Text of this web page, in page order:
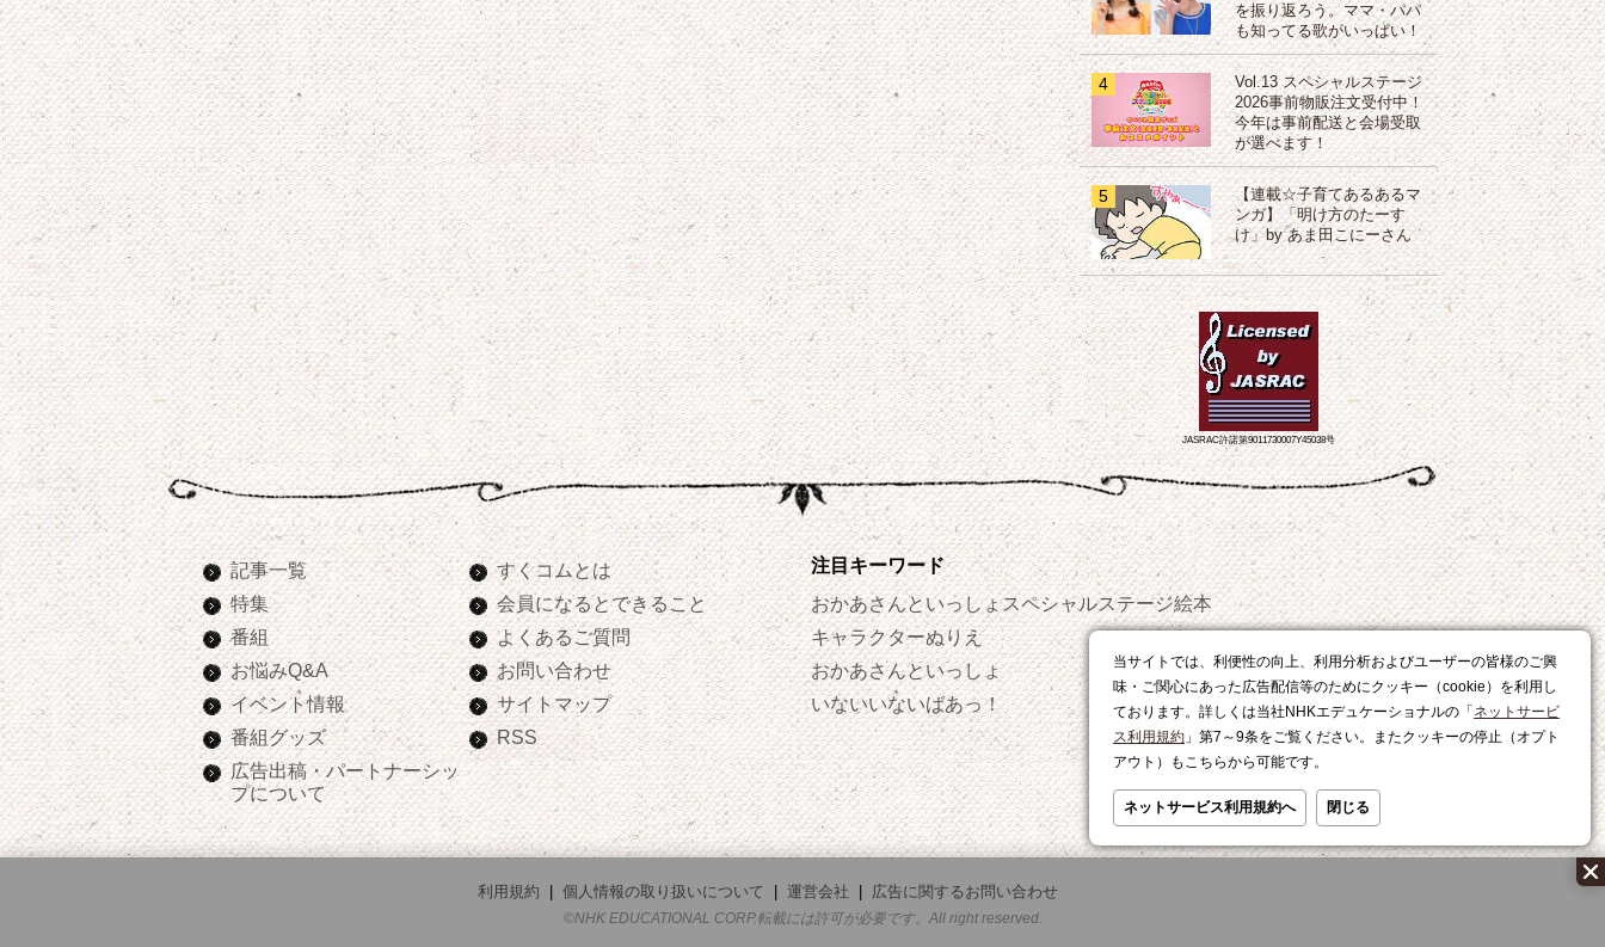
当サイトでは、利便性の向上、利用分析およびユーザーの皆様のご興
味・ご関心にあった広告配信等のためにクッキー（cookie）を利用し
ております。詳しくは当社NHKエデュケーショナルの「 ネットサービ
ス利用規約 」第7～9条をご覧ください。またクッキーの停止（オプト
アウト）もこちらから可能です。
ネットサービス利用規約へ 閉じる
を振り返ろう。ママ・パパ
も知ってる歌がいっぱい！
4
Vol.13 スペシャルステージ
2026事前物販注文受付中！
今年は事前配送と会場受取
が選べます！
5
【連載☆子育てあるあるマ
ンガ】「明け方のたーす
け」by あま田こにーさん
JASRAC許諾第9011730007Y45038号
記事一覧
特集
番組
お悩みQ&A
イベント情報
番組グッズ
広告出稿・パートナーシッ
プについて
すくコムとは
会員になるとできること
よくあるご質問
お問い合わせ
サイトマップ
RSS
注目キーワード
おかあさんといっしょスペシャルステージ
キャラクターぬりえ
おかあさんといっしょ
いないいないばあっ！
絵本
おやつ
レシピ
利用規約 個人情報の取り扱いについて 運営会社
広告に関するお問い合わせ
©NHK EDUCATIONAL CORP.転載には許可が必要です。All right reserved.